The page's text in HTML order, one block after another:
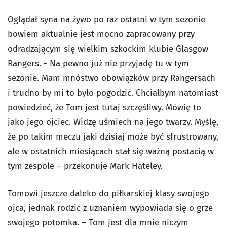
Oglądał syna na żywo po raz ostatni w tym sezonie
bowiem aktualnie jest mocno zapracowany przy
odradzającym się wielkim szkockim klubie Glasgow
Rangers. - Na pewno już nie przyjadę tu w tym
sezonie. Mam mnóstwo obowiązków przy Rangersach
i trudno by mi to było pogodzić. Chciałbym natomiast
powiedzieć, że Tom jest tutaj szczęśliwy. Mówię to
jako jego ojciec. Widzę uśmiech na jego twarzy. Myślę,
że po takim meczu jaki dzisiaj może być sfrustrowany,
ale w ostatnich miesiącach stał się ważną postacią w
tym zespole – przekonuje Mark Hateley.
Tomowi jeszcze daleko do piłkarskiej klasy swojego
ojca, jednak rodzic z uznaniem wypowiada się o grze
swojego potomka. – Tom jest dla mnie niczym